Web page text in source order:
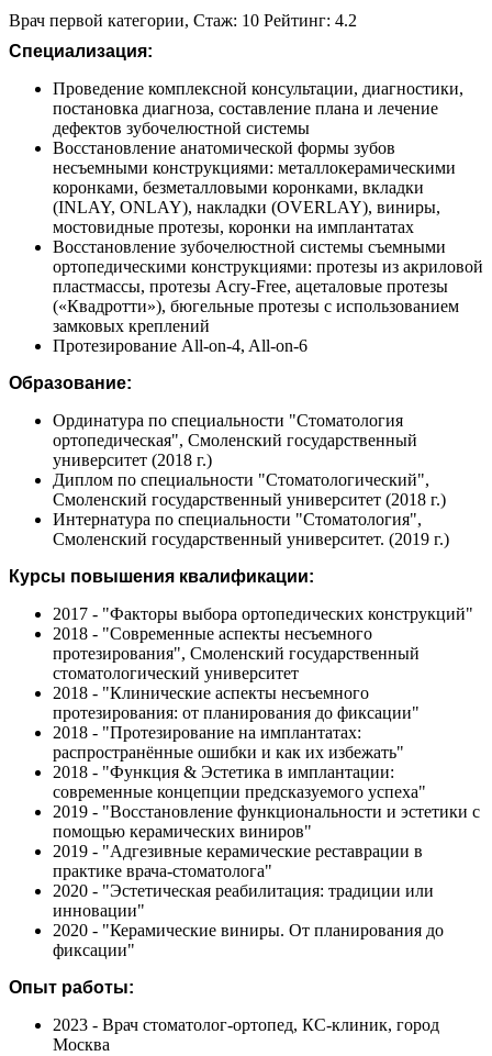
Врач первой категории, Стаж: 10 Рейтинг: 4.2
Специализация:
Проведение комплексной консультации, диагностики,
постановка диагноза, составление плана и лечение
дефектов зубочелюстной системы
Восстановление анатомической формы зубов
несъемными конструкциями: металлокерамическими
коронками, безметалловыми коронками, вкладки
(INLAY, ONLAY), накладки (OVERLAY), виниры,
мостовидные протезы, коронки на имплантатах
Восстановление зубочелюстной системы съемными
ортопедическими конструкциями: протезы из акриловой
пластмассы, протезы Acry-Free, ацеталовые протезы
(«Квадротти»), бюгельные протезы с использованием
замковых креплений
Протезирование All-on-4, All-on-6
Образование:
Ординатура по специальности "Стоматология
ортопедическая", Смоленский государственный
университет (2018 г.)
Диплом по специальности "Стоматологический",
Смоленский государственный университет (2018 г.)
Интернатура по специальности "Стоматология",
Смоленский государственный университет. (2019 г.)
Курсы повышения квалификации:
2017 - "Факторы выбора ортопедических конструкций"
2018 - "Современные аспекты несъемного
протезирования", Смоленский государственный
стоматологический университет
2018 - "Клинические аспекты несъемного
протезирования: от планирования до фиксации"
2018 - "Протезирование на имплантатах:
распространённые ошибки и как их избежать"
2018 - "Функция & Эстетика в имплантации:
современные концепции предсказуемого успеха"
2019 - "Восстановление функциональности и эстетики с
помощью керамических виниров"
2019 - "Адгезивные керамические реставрации в
практике врача-стоматолога"
2020 - "Эстетическая реабилитация: традиции или
инновации"
2020 - "Керамические виниры. От планирования до
фиксации"
Опыт работы:
2023 - Врач стоматолог-ортопед, КС-клиник, город
Москва